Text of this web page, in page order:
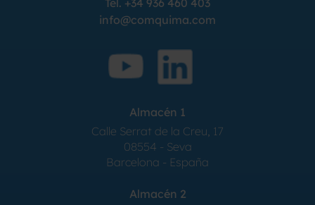
Tel. +34 936 460 403
info@comquima.com
Almacén 1
Calle Serrat de la Creu, 17
08554 - Seva
Barcelona - España
Almacén 2